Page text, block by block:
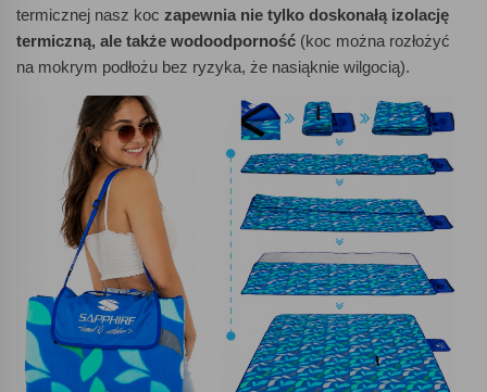
termicznej nasz koc zapewnia nie tylko doskonałą izolację
termiczną, ale także wodoodporność (koc można rozłożyć
na mokrym podłożu bez ryzyka, że nasiąknie wilgocią).